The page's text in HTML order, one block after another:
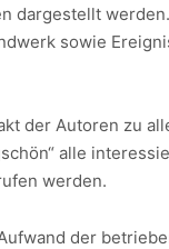
dargestellt werden.
sowie
der Autoren zu
alle
werden.
der